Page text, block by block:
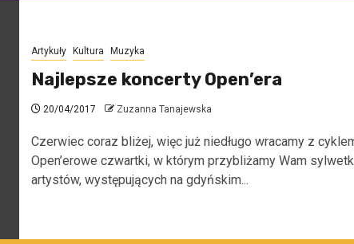
Artykuły Kultura Muzyka
Najlepsze koncerty Open’era
20/04/2017 Zuzanna Tanajewska
Czerwiec coraz bliżej, więc już niedługo wracamy z
Open’erowe czwartki, w którym przybliżamy Wam
artystów, występujących na gdyńskim...